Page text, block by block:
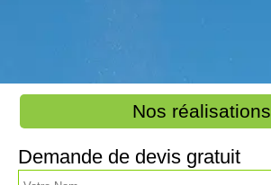
Nos réalisations
Demande de devis gratuit